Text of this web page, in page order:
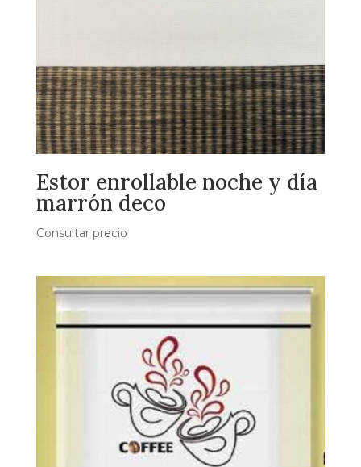
Estor enrollable noche y día
marrón deco
Consultar precio